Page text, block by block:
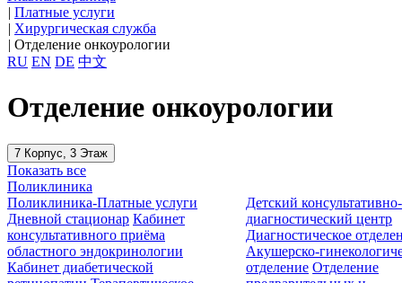
| Платные услуги
| Хирургическая служба
| Отделение онкоурологии
RU EN DE 中文
Отделение онкоурологии
7 Корпус, 3 Этаж
Показать все
Поликлиника
Поликлиника-Платные услуги
Дневной стационар Кабинет
консультативного приёма
областного эндокринологии
Кабинет диабетической
Детский консультативно-
диагностический центр
Диагностическое
Акушерско-
отделение Отделение